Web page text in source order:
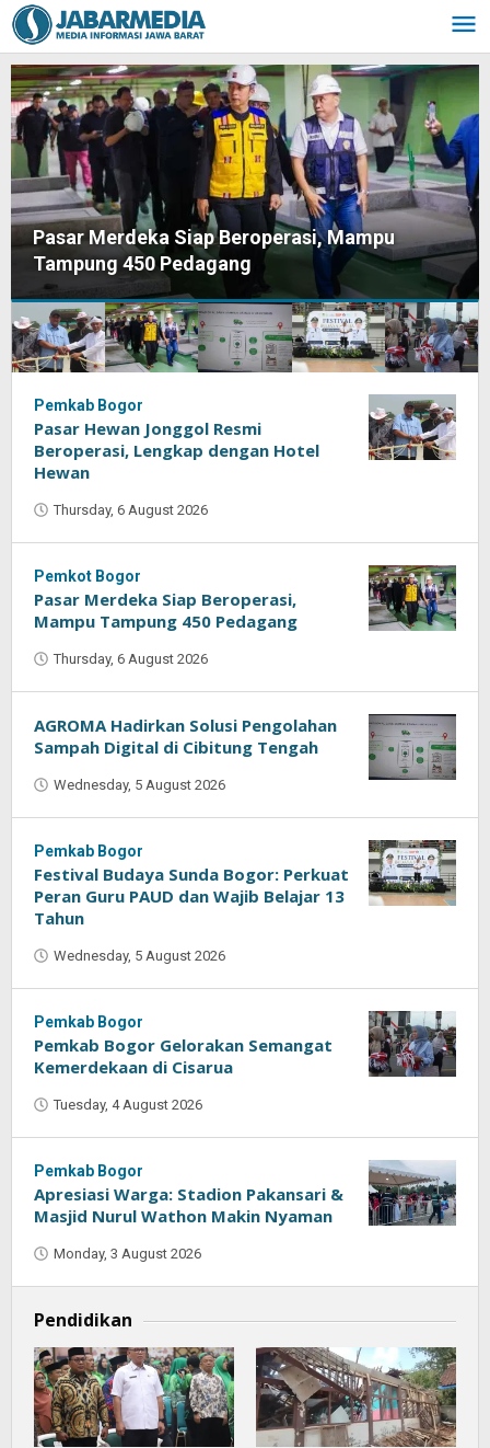
Skip
to
content
AGROMA Hadirkan Solusi Pengolahan Sampah
Digital di Cibitung Tengah
Jabar
Media
Online
Pemkab Bogor
Pasar Hewan Jonggol Resmi
Beroperasi, Lengkap dengan Hotel
Hewan
Thursday, 6 August 2026
Pemkot Bogor
Pasar Merdeka Siap Beroperasi,
Mampu Tampung 450 Pedagang
Thursday, 6 August 2026
AGROMA Hadirkan Solusi Pengolahan
Sampah Digital di Cibitung Tengah
Wednesday, 5 August 2026
Pemkab Bogor
Festival Budaya Sunda Bogor: Perkuat
Peran Guru PAUD dan Wajib Belajar 13
Tahun
Wednesday, 5 August 2026
Pemkab Bogor
Pemkab Bogor Gelorakan Semangat
Kemerdekaan di Cisarua
Tuesday, 4 August 2026
Pemkab Bogor
Apresiasi Warga: Stadion Pakansari &
Masjid Nurul Wathon Makin Nyaman
Monday, 3 August 2026
Pendidikan